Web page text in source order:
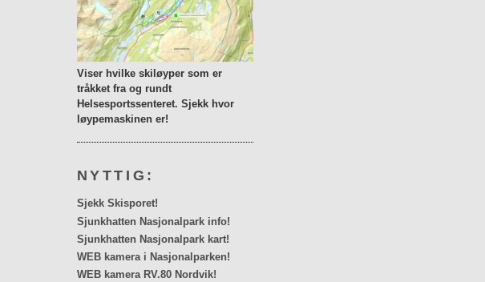
Viser hvilke skiløyper som er
tråkket fra og rundt
Helsesportssenteret. Sjekk hvor
løypemaskinen er!
NYTTIG:
Sjekk Skisporet!
Sjunkhatten Nasjonalpark info!
Sjunkhatten Nasjonalpark kart!
WEB kamera i Nasjonalparken!
WEB kamera RV.80 Nordvik!